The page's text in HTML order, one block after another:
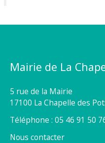
Mairie de La
5 rue de la Mairie
17100 La Chapelle des
Téléphone : 05 46 91 50
Nous contacter